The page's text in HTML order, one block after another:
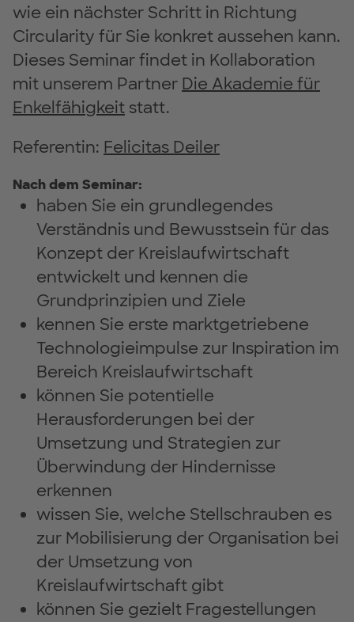
wie ein nächster Schritt in Richtung
Circularity für Sie konkret aussehen kann.
Dieses Seminar findet in Kollaboration
mit unserem Partner Die Akademie für
Enkelfähigkeit statt.
Referentin: Felicitas Deiler
Nach dem Seminar:
haben Sie ein grundlegendes
Verständnis und Bewusstsein für das
Konzept der Kreislaufwirtschaft
entwickelt und kennen die
Grundprinzipien und Ziele
kennen Sie erste marktgetriebene
Technologieimpulse zur Inspiration im
Bereich Kreislaufwirtschaft
können Sie potentielle
Herausforderungen bei der
Umsetzung und Strategien zur
Überwindung der Hindernisse
erkennen
wissen Sie, welche Stellschrauben es
zur Mobilisierung der Organisation bei
der Umsetzung von
Kreislaufwirtschaft gibt
können Sie gezielt Fragestellungen